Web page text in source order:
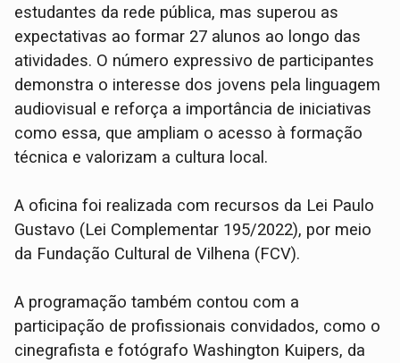
estudantes da rede pública, mas superou as
expectativas ao formar 27 alunos ao longo das
atividades. O número expressivo de participantes
demonstra o interesse dos jovens pela linguagem
audiovisual e reforça a importância de iniciativas
como essa, que ampliam o acesso à formação
técnica e valorizam a cultura local.
A oficina foi realizada com recursos da Lei Paulo
Gustavo (Lei Complementar 195/2022), por meio
da Fundação Cultural de Vilhena (FCV).
A programação também contou com a
participação de profissionais convidados, como o
cinegrafista e fotógrafo Washington Kuipers, da